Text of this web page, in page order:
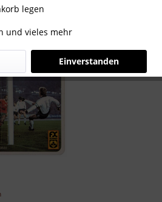
legen
und vieles mehr
Einverstanden